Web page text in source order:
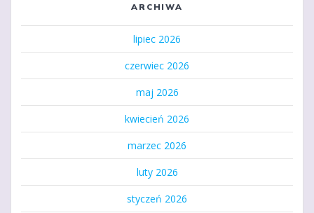
ARCHIWA
lipiec 2026
czerwiec 2026
maj 2026
kwiecień 2026
marzec 2026
luty 2026
styczeń 2026